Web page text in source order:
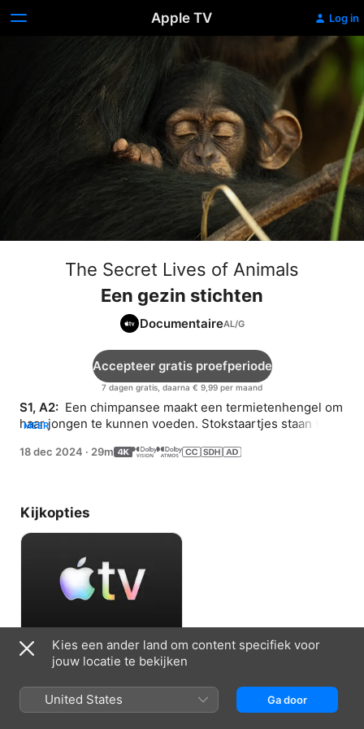
Apple TV Log in
The Secret Lives of Animals
Een gezin stichten
Documentaire
7 dagen gratis, daarna € 9,99 per maand
Accepteer gratis proefperiode
S1, A2: Een chimpansee maakt een termietenhengel om
haar jongen te kunnen voeden. Stokstaartjes staan voor
MEER
18 dec 2024 · 29m
Kijkopties
Accepteer gratis proefperiode
7 dagen gratis, daarna € 9,99 per maand
Kies een ander land om content specifiek voor
jouw locatie te bekijken
United States Ga door